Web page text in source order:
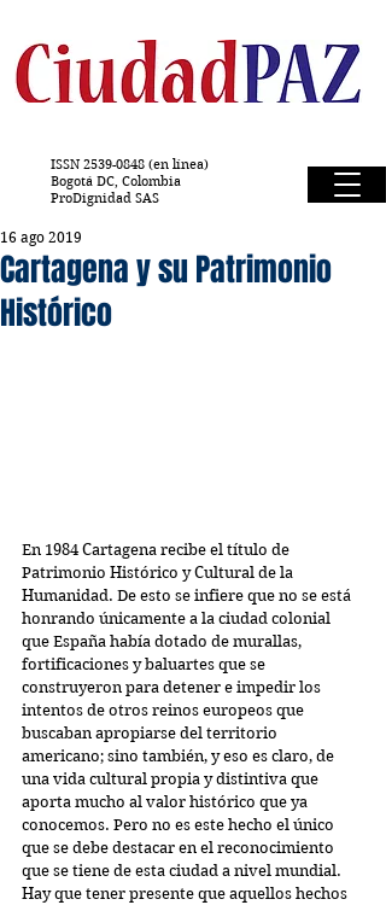
ISSN 2539-0848 (en línea)
Bogotá DC, Colombia
ProDignidad SAS
Cartagena y su Patrimonio
Histórico
16 ago 2019
En 1984 Cartagena recibe el título de
Patrimonio Histórico y Cultural de la
Humanidad. De esto se infiere que no se está
honrando únicamente a la ciudad colonial
que España había dotado de murallas,
fortificaciones y baluartes que se
construyeron para detener e impedir los
intentos de otros reinos europeos que
buscaban apropiarse del territorio
americano; sino también, y eso es claro, de
una vida cultural propia y distintiva que
aporta mucho al valor histórico que ya
conocemos. Pero no es este hecho el único
que se debe destacar en el reconocimiento
que se tiene de esta ciudad a nivel mundial.
Hay que tener presente que aquellos hechos